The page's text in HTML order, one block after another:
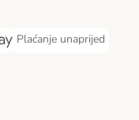
pay Payment Method
Plaćanje unaprijed
Plaćanje unaprijed